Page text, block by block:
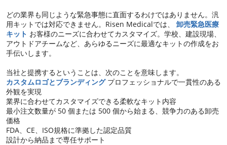
どの業界も同じような緊急事態に直面するわけではありません。汎
用キットでは対応できません。Risen Medicalでは、 卸売緊急医療
キット お客様のニーズに合わせてカスタマイズ。学校、建設現場、
アウトドアチームなど、あらゆるニーズに最適なキットの作成をお
手伝いします。
当社と提携するということは、次のことを意味します。
カスタムロゴとブランディングプロフェッショナルで一貫性のある
外観を実現
業界に合わせてカスタマイズできる柔軟なキット内容
最小注文数量が 50 個または 500 個から始まる、競争力のある卸売
価格
FDA、CE、ISO規格に準拠した認定品質
設計から納品まで専任サポート